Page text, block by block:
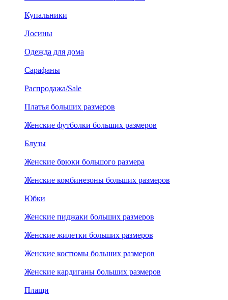
Купальники
Лосины
Одежда для дома
Сарафаны
Распродажа/Sale
Платья больших размеров
Женские футболки больших размеров
Блузы
Женские брюки большого размера
Женские комбинезоны больших размеров
Юбки
Женские пиджаки больших размеров
Женские жилетки больших размеров
Женские костюмы больших размеров
Женские кардиганы больших размеров
Плащи